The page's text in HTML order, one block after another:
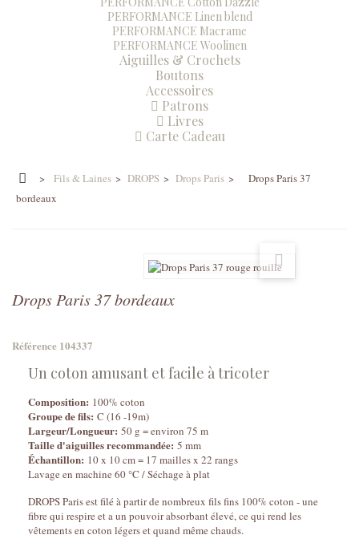
PERFORMANCE Linen blend
PERFORMANCE Macrame
PERFORMANCE Woolinen
Aiguilles & Crochets
Boutons
Accessoires
Patrons
Livres
Carte Cadeau
> Fils & Laines > DROPS > Drops Paris >
Drops Paris 37
bordeaux
Drops Paris 37 bordeaux
Référence 104337
Un coton amusant et facile à tricoter
Composition: 100% coton
Groupe de fils: C (16 -19m)
Largeur/Longueur: 50 g = environ 75 m
Taille d'aiguilles recommandée: 5 mm
Échantillon: 10 x 10 cm = 17 mailles x 22 rangs
Lavage en machine 60 °C / Séchage à plat
DROPS Paris est filé à partir de nombreux fils fins 100% coton - une
fibre qui respire et a un pouvoir absorbant élevé, ce qui rend les
vêtements en coton légers et quand même chauds.